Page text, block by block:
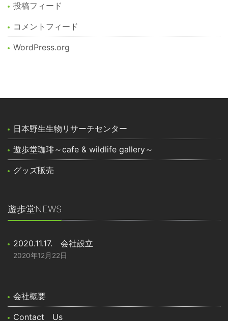
投稿フィード
コメントフィード
WordPress.org
日本野生生物リサーチセンター
遊歩堂珈琲～cafe & wildlife gallery～
グッズ販売
遊歩堂NEWS
2020.11.17. 会社設立
2020年12月22日
会社概要
Contact Us